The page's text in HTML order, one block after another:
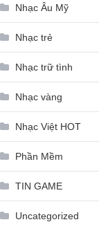
Nhạc Âu Mỹ
Nhạc trẻ
Nhạc trữ tình
Nhạc vàng
Nhạc Việt HOT
Phần Mềm
TIN GAME
Uncategorized